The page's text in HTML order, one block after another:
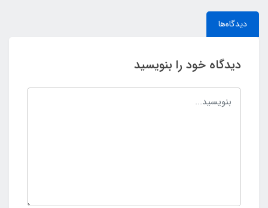
دیدگاه‌ها
دیدگاه خود را بنویسید